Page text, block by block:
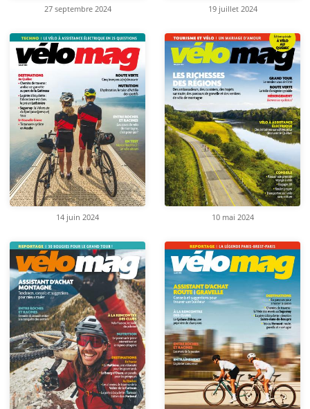
27 septembre 2024 19 juillet 2024
14 juin 2024 10 mai 2024